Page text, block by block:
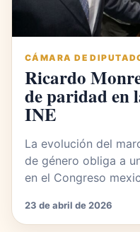
CÁMARA DE
Ricardo
de paridad en
INE
La evolución del
de género obliga a
en el Congreso
23 de abril de 2026